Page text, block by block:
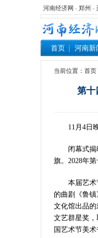
河南经济网 - 郑州 -
首页 河南新
当前位置： 首页
第十
11月4日
闭幕式
旗。2028年
本届艺
的曲剧《鲁
文化馆出品
文艺群星奖
国艺术节美术